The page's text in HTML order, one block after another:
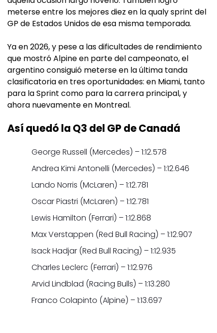
meterse entre los mejores diez en la qualy sprint del
GP de Estados Unidos de esa misma temporada.
Ya en 2026, y pese a las dificultades de rendimiento
que mostró Alpine en parte del campeonato, el
argentino consiguió meterse en la última tanda
clasificatoria en tres oportunidades: en Miami, tanto
para la Sprint como para la carrera principal, y
ahora nuevamente en Montreal.
Así quedó la Q3 del GP de Canadá
George Russell (Mercedes) – 1:12.578
Andrea Kimi Antonelli (Mercedes) – 1:12.646
Lando Norris (McLaren) – 1:12.781
Oscar Piastri (McLaren) – 1:12.781
Lewis Hamilton (Ferrari) – 1:12.868
Max Verstappen (Red Bull Racing) – 1:12.907
Isack Hadjar (Red Bull Racing) – 1:12.935
Charles Leclerc (Ferrari) – 1:12.976
Arvid Lindblad (Racing Bulls) – 1:13.280
Franco Colapinto (Alpine) – 1:13.697